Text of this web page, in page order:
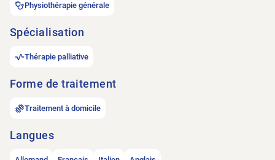
Physiothérapie générale
Spécialisation
Thérapie palliative
Forme de traitement
Traitement à domicile
Langues